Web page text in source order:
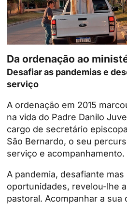
Da ordenação ao
Desafiar as pandemias e
serviço
A ordenação em 2015
na vida do Padre Danilo
cargo de secretário
São Bernardo, o seu
serviço e acompanhamento.
A pandemia, desafiante mas
oportunidades, revelou-lhe
pastoral. Acompanhar a sua